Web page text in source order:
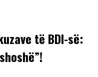
të BDI-së: